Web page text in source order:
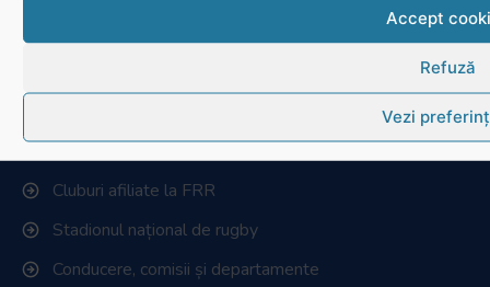
Accept
Refuză
Vezi
Cum se joacă Rugby
Federația Româna de Rugby
Cluburi afiliate la FRR
Stadionul național de rugby
Conducere, comisii și departamente